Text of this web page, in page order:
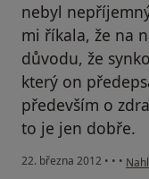
nebyl
mi říkala, že na
důvodu, že
který on
především o
to je jen dobře.
22. března 2012 • • •